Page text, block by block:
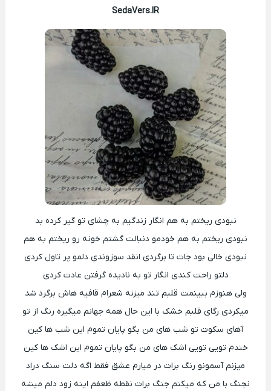
SedaVers.IR
نبودی ریختم به هم انگار زندگیم به چشای تو گیر کرده بد
نبودی ریختم به هم خودمو دنبالت گشتم خونه رو ریختم به هم
نبودی خالی بود جات تا برگردی انقد سوزوندی دلمو پر تاول کردی
دلتو راحت کندی انگار تو به نادیده گرفتن عادت کردی
ولی هنوزم ببینمت قلبم تند میزنه شعرام قافیه هاش برگرد شد
میکردی رگای قلبم خشک با این حال همه جهانم میگیره رنگ از تو
آهای سکوت تو شب های من بگو پایان تموم این شب ها کین
خندم تویی تویی اشک های من بگو پایان تموم این اشک ها کین
میزنم آسمونو رنگ برات در میارم عشق فقط اگه دلت سنگ دراد
نجنگ با من که میکنم جنگ برات نقطه ظعفم اینه زود دلم میشه